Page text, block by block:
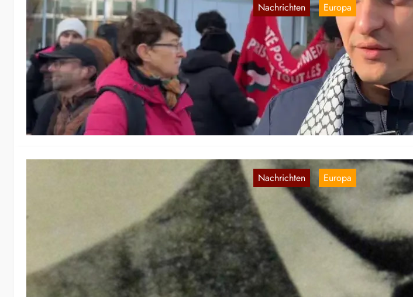
Nachrichten
,
Europa
Frankreich | La Cause du
verurteilt, bürgerliche
14. Feb. 2026
Hiermit teilen wir eine inoffizielle
Peuple veröffentlichten Statements zur
Februar verkündete das Pariser
Nachrichten
,
Europa
Österreich | Rote Fahne:
Held des Roten Februars
14. Feb. 2026
Wir teilen hier einen Artikel der Roten
nachstehende Text gibt einen kurzen
Weissels (28.03.1899-15.02.1934).